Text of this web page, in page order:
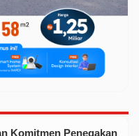
Komitmen Penegakan